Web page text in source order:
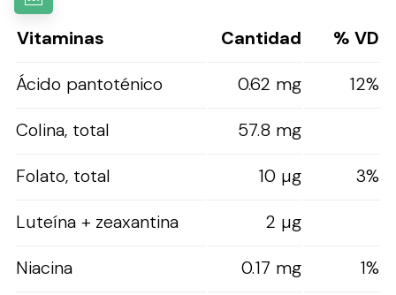
Vitaminas Cantidad
% VD
Ácido pantoténico
0.62 mg
12%
Colina, total
57.8 mg
Folato, total
10 µg
3%
Luteína + zeaxantina
2 µg
Niacina
0.17 mg
1%